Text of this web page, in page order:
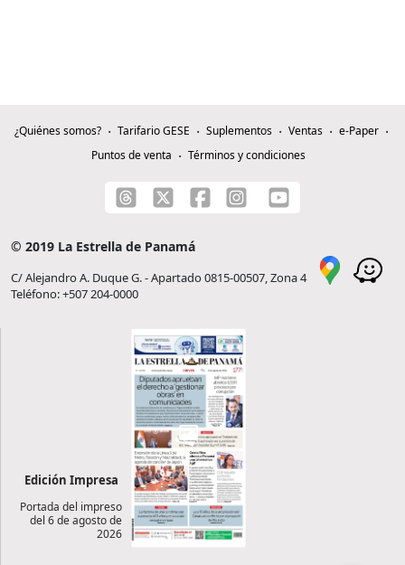
¿Quiénes somos? Tarifario GESE Suplementos Ventas
e-Paper
Puntos de venta
Términos y condiciones
© 2019 La Estrella de Panamá
C/ Alejandro A. Duque G. - Apartado 0815-00507, Zona 4
Teléfono: +507 204-0000
Edición Impresa
Portada del impreso
del 6 de agosto de
2026